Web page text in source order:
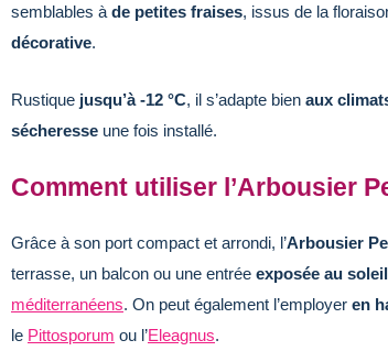
semblables à de petites fraises, issus de la
décorative.
Rustique jusqu’à -12 °C, il s’adapte bien aux
sécheresse une fois installé.
Comment utiliser l’Arbousier
Grâce à son port compact et arrondi, l’Arbousier
terrasse, un balcon ou une entrée exposée au soleil
méditerranéens. On peut également l’employer en
le Pittosporum ou l’Eleagnus.